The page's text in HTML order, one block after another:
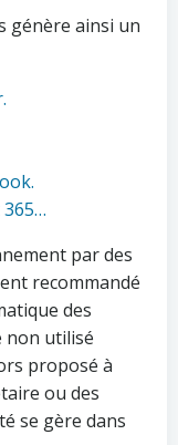
génère ainsi un
par des
recommandé
des
non utilisé
proposé à
ou des
se gère dans